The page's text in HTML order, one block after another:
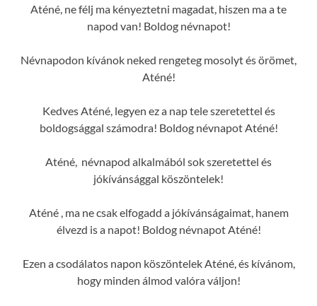
Aténé, ne félj ma kényeztetni magadat, hiszen ma a te
napod van! Boldog névnapot!
Névnapodon kívánok neked rengeteg mosolyt és örömet,
Aténé!
Kedves Aténé, legyen ez a nap tele szeretettel és
boldogsággal számodra! Boldog névnapot Aténé!
Aténé, névnapod alkalmából sok szeretettel és
jókívánsággal köszöntelek!
Aténé , ma ne csak elfogadd a jókívánságaimat, hanem
élvezd is a napot! Boldog névnapot Aténé!
Ezen a csodálatos napon köszöntelek Aténé, és kívánom,
hogy minden álmod valóra váljon!